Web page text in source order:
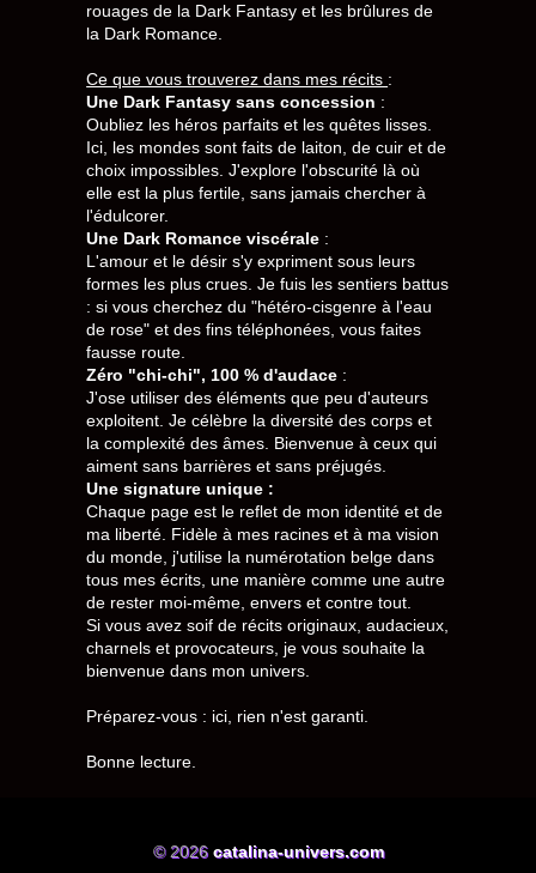
rouages de la Dark Fantasy et les brûlures de
la Dark Romance.
Ce que vous trouverez dans mes récits :
Une Dark Fantasy sans concession :
Oubliez les héros parfaits et les quêtes lisses.
Ici, les mondes sont faits de laiton, de cuir et de
choix impossibles. J'explore l'obscurité là où
elle est la plus fertile, sans jamais chercher à
l'édulcorer.
Une Dark Romance viscérale :
L'amour et le désir s'y expriment sous leurs
formes les plus crues. Je fuis les sentiers battus
: si vous cherchez du "hétéro-cisgenre à l'eau
de rose" et des fins téléphonées, vous faites
fausse route.
Zéro "chi-chi", 100 % d'audace :
J'ose utiliser des éléments que peu d'auteurs
exploitent. Je célèbre la diversité des corps et
la complexité des âmes. Bienvenue à ceux qui
aiment sans barrières et sans préjugés.
Une signature unique :
Chaque page est le reflet de mon identité et de
ma liberté. Fidèle à mes racines et à ma vision
du monde, j'utilise la numérotation belge dans
tous mes écrits, une manière comme une autre
de rester moi-même, envers et contre tout.
Si vous avez soif de récits originaux, audacieux,
charnels et provocateurs, je vous souhaite la
bienvenue dans mon univers.
Préparez-vous : ici, rien n'est garanti.
Bonne lecture.
© 2026catalina-univers.com